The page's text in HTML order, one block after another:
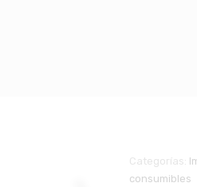
Categorías:
consumibles